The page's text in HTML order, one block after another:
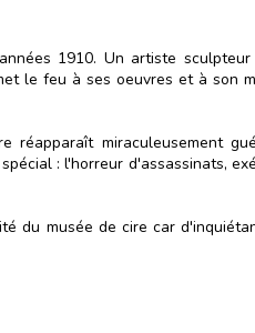
1910. Un artiste
le feu à ses oeuvres et à son
miraculeusement
: l'horreur d'assassinats,
du musée de cire car